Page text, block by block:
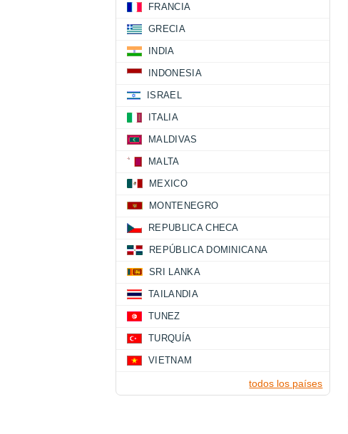
FRANCIA
GRECIA
INDIA
INDONESIA
ISRAEL
ITALIA
MALDIVAS
MALTA
MEXICO
MONTENEGRO
REPUBLICA CHECA
REPÚBLICA DOMINICANA
SRI LANKA
TAILANDIA
TUNEZ
TURQUÍA
VIETNAM
todos los países